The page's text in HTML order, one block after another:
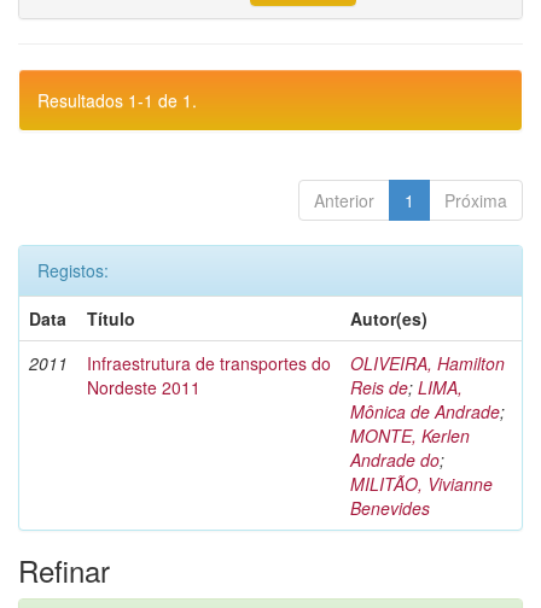
Resultados 1-1 de 1.
Anterior 1 Próxima
Registos:
Data
Título
Autor(es)
2011
Infraestrutura de transportes do
Nordeste 2011
OLIVEIRA, Hamilton
Reis de; LIMA,
Mônica de Andrade;
MONTE, Kerlen
Andrade do;
MILITÃO, Vivianne
Benevides
Refinar